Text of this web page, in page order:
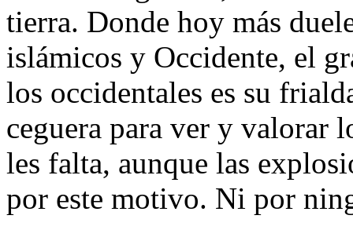
tierra. Donde hoy más
islámicos y Occidente, el
los occidentales es su
ceguera para ver y valorar
les falta, aunque las
por este motivo. Ni por